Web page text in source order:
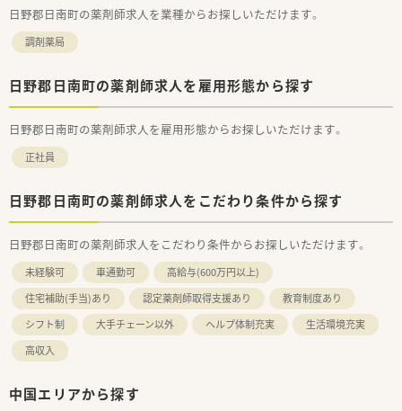
■東証プライム上場スズケングループの地場大手チェーン薬局
です。
■1982年の創業以来、人々が笑顔になれる薬局を
中国エリアに116店舗の薬局を展開する法人です。
■全ての患者様が同等かつ上質な医療を受けることができるよ
う、
笑顔をキーワードに患者様の為に何ができるかを常に考え、
■しっかりと基盤を固め、まずは保険薬局として
「かかりつけ薬局」になること。その上で健康に関する
相談窓口として地域の皆様の主体的な健康の維持・増進を
積極的に支援する「健康サポート薬局」を目指し、
さらに病院や介護施設などと連携を強化することで
地域包括ケアにつながっていく事に重きを置いています。
■調剤事業にとどまらず、セルフメディケーションの
推進・健康拠点として情報の発信や
健康イベント開催などの取り組みを行っています。
■無菌調剤対応薬局の設置や関連会社の
介護サービス事業を展開するサンキ・ウエルビィ（株）との連
携、
地域の皆さまが安心して暮らせる街づくりを支援します。
日野郡日南町の薬剤師求人を業種からお探しいただけます。
調剤薬局
日野郡日南町の薬剤師求人を雇用形態から探す
日野郡日南町の薬剤師求人を雇用形態からお探しいただけます。
正社員
日野郡日南町の薬剤師求人をこだわり条件から探す
日野郡日南町の薬剤師求人をこだわり条件からお探しいただけます。
未経験可 車通勤可
高給与(600万円以上)
住宅補助(手当)あり
認定薬剤師取得支援あり
教育制度あり
シフト制
大手チェーン以外 ヘルプ体制充実
生活環境充実
高収入
中国エリアから探す